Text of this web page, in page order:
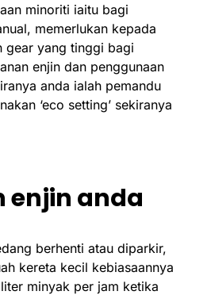
minoriti iaitu bagi
memerlukan kepada
gear yang tinggi bagi
enjin dan penggunaan
anda ialah pemandu
‘eco setting’ sekiranya
enjin anda
berhenti atau diparkir,
kereta kecil kebiasaannya
minyak per jam ketika